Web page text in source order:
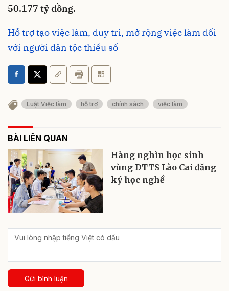
50.177 tỷ đồng.
Hỗ trợ tạo việc làm, duy trì, mở rộng việc làm đối
với người dân tộc thiểu số
Luật Việc làm hỗ trợ chính sách việc làm
BÀI LIÊN QUAN
Hàng nghìn học sinh
vùng DTTS Lào Cai đăng
ký học nghề
Gửi bình luận